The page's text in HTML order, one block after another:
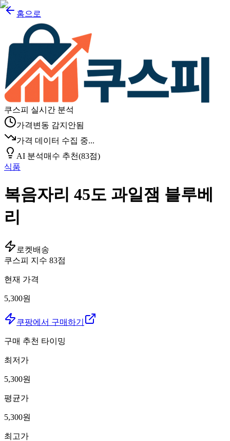
홈으로
쿠스피 실시간 분석
가격변동 감지안됨
가격 데이터 수집 중...
AI 분석매수 추천(83점)
식품
복음자리 45도 과일잼 블루베
리
로켓배송
쿠스피 지수 83점
현재 가격
5,300원
쿠팡에서 구매하기
구매 추천 타이밍
최저가
5,300원
평균가
5,300원
최고가